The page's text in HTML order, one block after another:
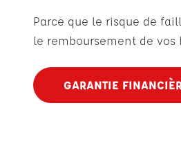
Parce que le risque de
le remboursement de
GARANTIE